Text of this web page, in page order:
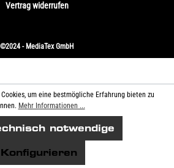
Vertrag widerrufen
©2024 - MediaTex GmbH
um eine bestmögliche Erfahrung bieten zu
Mehr Informationen ...
notwendige
Konfigurieren